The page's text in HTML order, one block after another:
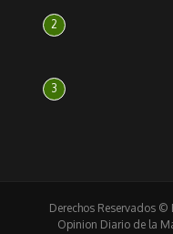
2
3
Derechos Reservados ©
Opinion Diario de la